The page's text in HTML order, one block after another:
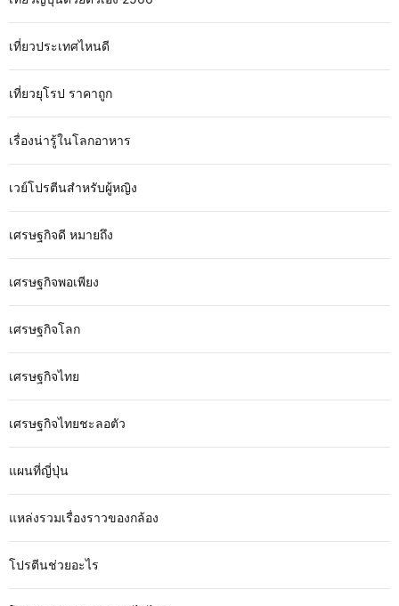
เที่ยวประเทศไหนดี
เที่ยวยุโรป ราคาถูก
เรื่องน่ารู้ในโลกอาหาร
เวย์โปรตีนสำหรับผู้หญิง
เศรษฐกิจดี หมายถึง
เศรษฐกิจพอเพียง
เศรษฐกิจโลก
เศรษฐกิจไทย
เศรษฐกิจไทยชะลอตัว
แผนที่ญี่ปุ่น
แหล่งรวมเรื่องราวของกล้อง
โปรตีนช่วยอะไร